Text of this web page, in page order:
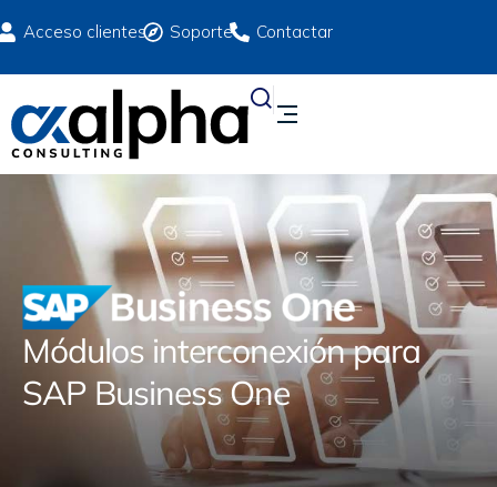
Acceso clientes Soporte Contactar
Módulos interconexión para
SAP Business One